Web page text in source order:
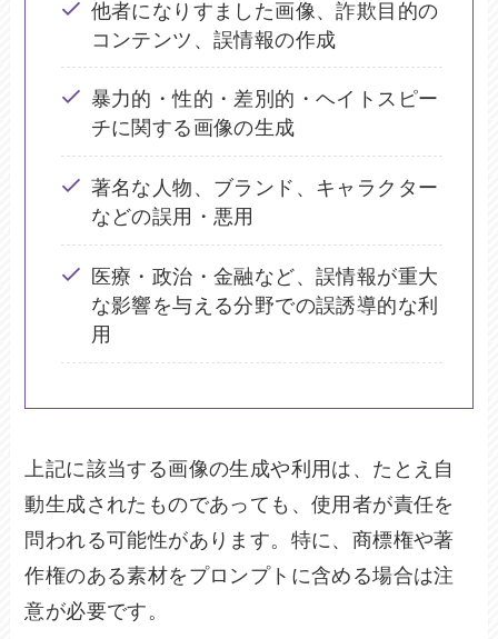
他者になりすました画像、詐欺目的の
コンテンツ、誤情報の作成
暴力的・性的・差別的・ヘイトスピー
チに関する画像の生成
著名な人物、ブランド、キャラクター
などの誤用・悪用
医療・政治・金融など、誤情報が重大
な影響を与える分野での誤誘導的な利
用
上記に該当する画像の生成や利用は、たとえ自
動生成されたものであっても、使用者が責任を
問われる可能性があります。特に、商標権や著
作権のある素材をプロンプトに含める場合は注
意が必要です。